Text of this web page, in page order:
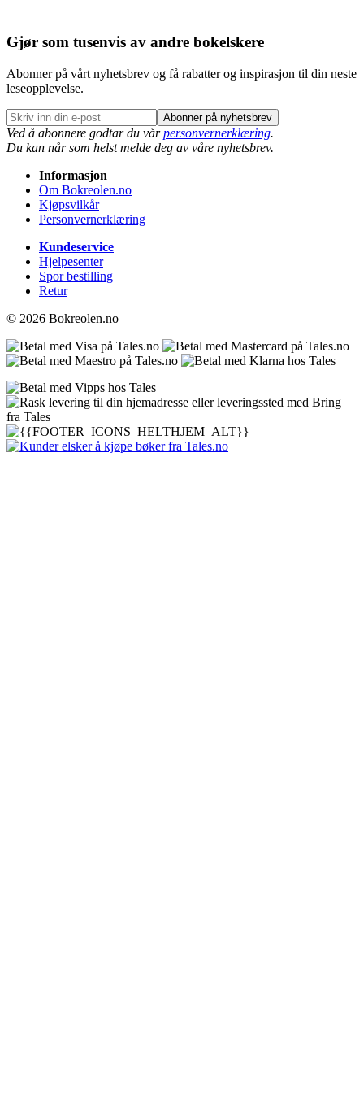
Gjør som tusenvis av andre bokelskere
Abonner på vårt nyhetsbrev og få rabatter og inspirasjon til din neste
leseopplevelse.
Abonner på nyhetsbrev
Ved å abonnere godtar du vårpersonvernerklæring.
Du kan når som helst melde deg av våre nyhetsbrev.
Informasjon
Om Bokreolen.no
Kjøpsvilkår
Personvernerklæring
Kundeservice
Hjelpesenter
Spor bestilling
Retur
© 2026 Bokreolen.no